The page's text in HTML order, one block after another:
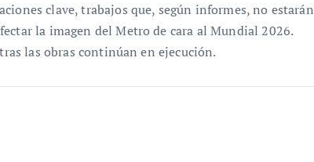
clave, trabajos que, según informes, no estarán
la imagen del Metro de cara al Mundial 2026.
las obras continúan en ejecución.